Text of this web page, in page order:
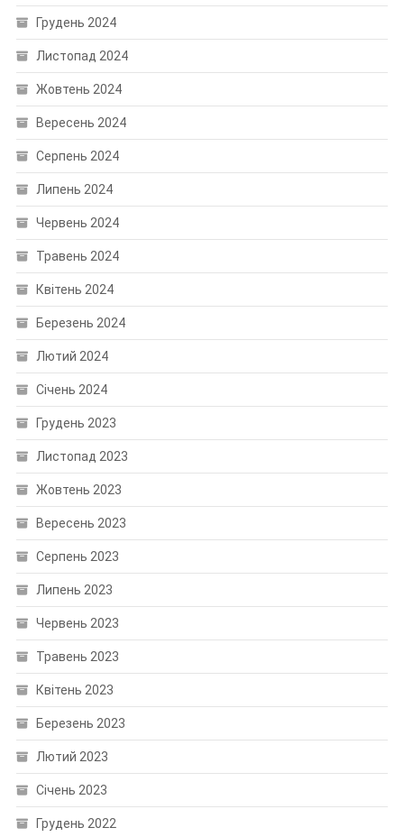
Грудень 2024
Листопад 2024
Жовтень 2024
Вересень 2024
Серпень 2024
Липень 2024
Червень 2024
Травень 2024
Квітень 2024
Березень 2024
Лютий 2024
Січень 2024
Грудень 2023
Листопад 2023
Жовтень 2023
Вересень 2023
Серпень 2023
Липень 2023
Червень 2023
Травень 2023
Квітень 2023
Березень 2023
Лютий 2023
Січень 2023
Грудень 2022